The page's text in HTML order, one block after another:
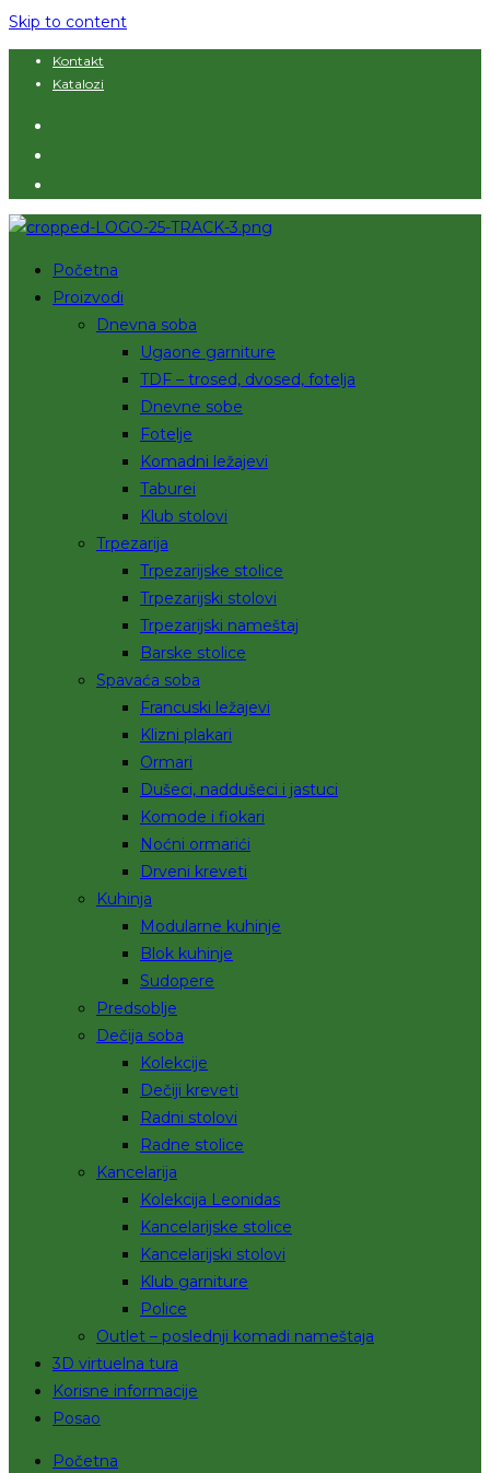
Skip to content
Kontakt
Katalozi
Početna
Proizvodi
Dnevna soba
Ugaone garniture
TDF – trosed, dvosed, fotelja
Dnevne sobe
Fotelje
Komadni ležajevi
Taburei
Klub stolovi
Trpezarija
Trpezarijske stolice
Trpezarijski stolovi
Trpezarijski nameštaj
Barske stolice
Spavaća soba
Francuski ležajevi
Klizni plakari
Ormari
Dušeci, naddušeci i jastuci
Komode i fiokari
Noćni ormarići
Drveni kreveti
Kuhinja
Modularne kuhinje
Blok kuhinje
Sudopere
Predsoblje
Dečija soba
Kolekcije
Dečiji kreveti
Radni stolovi
Radne stolice
Kancelarija
Kolekcija Leonidas
Kancelarijske stolice
Kancelarijski stolovi
Klub garniture
Police
Outlet – poslednji komadi nameštaja
3D virtuelna tura
Korisne informacije
Posao
Početna